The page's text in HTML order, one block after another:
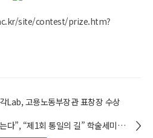
site/contest/prize.htm?
Lab, 고용노동부장관 표창장 수상
“통일의 길, 해공과 성곡에게 듣는다”, “제1회 통일의 길” 학술세미나 개최